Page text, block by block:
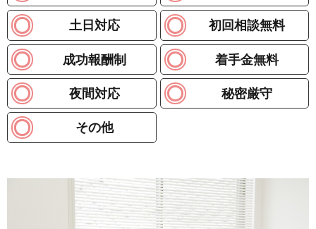
土日対応 初回相談無料
成功報酬制 着手金無料
夜間対応 秘密厳守
その他